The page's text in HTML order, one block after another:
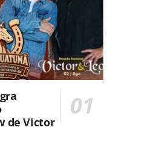
de Victor